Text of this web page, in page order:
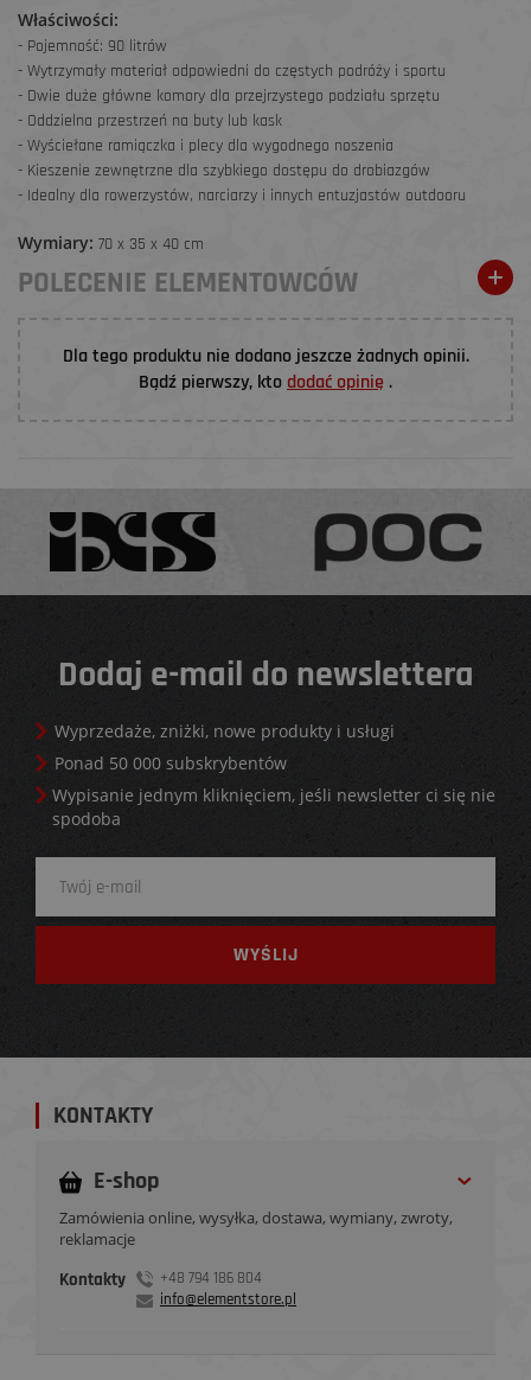
Właściwości:
- Pojemność: 90 litrów
- Wytrzymały materiał odpowiedni do częstych podróży i sportu
- Dwie duże główne komory dla przejrzystego podziału sprzętu
- Oddzielna przestrzeń na buty lub kask
- Wyściełane ramiączka i plecy dla wygodnego noszenia
- Kieszenie zewnętrzne dla szybkiego dostępu do drobiazgów
- Idealny dla rowerzystów, narciarzy i innych entuzjastów outdooru
Wymiary: 70 x 35 x 40 cm
POLECENIE ELEMENTOWCÓW
Dla tego produktu nie dodano jeszcze żadnych opinii.
Bądź pierwszy, ktododać opinię .
Dodaj e-mail do newslettera
Wyprzedaże, zniżki, nowe produkty i usługi
Ponad 50 000 subskrybentów
Wypisanie jednym kliknięciem, jeśli newsletter ci się nie
spodoba
KONTAKTY
E-shop
Zamówienia online, wysyłka, dostawa, wymiany, zwroty,
reklamacje
Kontakty
+48 794 186 804
info@elementstore.pl